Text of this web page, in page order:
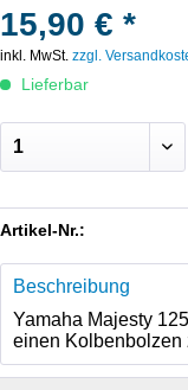
15,90 € *
inkl. MwSt. zzgl.
Lieferbar
Artikel-Nr.:
Beschreibung
Yamaha Majesty
einen Kolbenbolzen